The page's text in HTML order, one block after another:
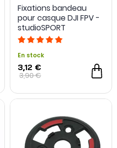
Fixations bandeau
pour casque DJI FPV -
studioSPORT
En stock
3,12 €
3,90 €